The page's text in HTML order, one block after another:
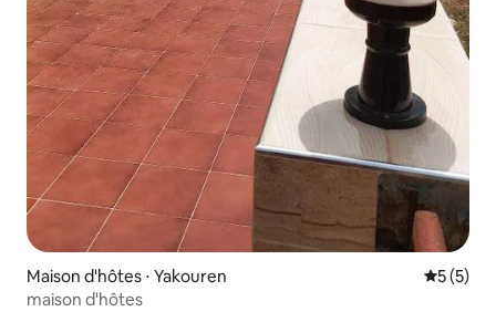
Maison d'hôtes ⋅ Yakouren
5 (5)
maison d'hôtes